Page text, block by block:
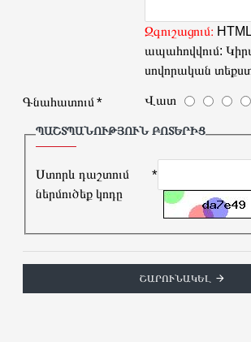
Զգուշացում։
ապահովվում:
սովորական
Գնահատում Վատ
ՊԱՇՏՊԱՆՈՒԹՅՈՒՆ ԲՈՏԵՐԻՑ
Ստորև դաշտում
ներմուծեք կոդը
ՇԱՐՈՒՆԱԿԵԼ